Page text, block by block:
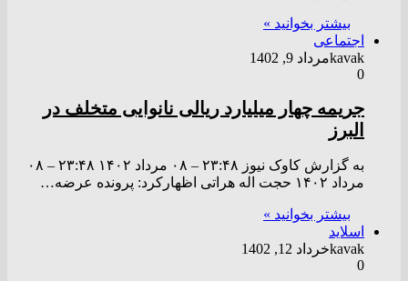
بیشتر بخوانید »
اجتماعی
kavakمرداد 9, 1402
0
جریمه چهار میلیارد ریالی نانوایی متخلف در
البرز
به گزارش کاوک نیوز ۲۳:۴۸ – ۰۸ مرداد ۱۴۰۲ ۲۳:۴۸ – ۰۸
مرداد ۱۴۰۲ حجت اله هراتی اظهارکرد: پرونده عرضه…
بیشتر بخوانید »
اسلاید
kavakخرداد 12, 1402
0